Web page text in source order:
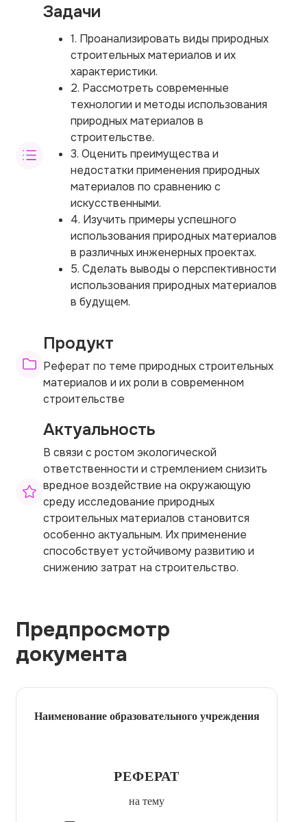
Задачи
1. Проанализировать виды природных
строительных материалов и их
характеристики.
2. Рассмотреть современные
технологии и методы использования
природных материалов в
строительстве.
3. Оценить преимущества и
недостатки применения природных
материалов по сравнению с
искусственными.
4. Изучить примеры успешного
использования природных материалов
в различных инженерных проектах.
5. Сделать выводы о перспективности
использования природных материалов
в будущем.
Продукт
Реферат по теме природных строительных
материалов и их роли в современном
строительстве
Актуальность
В связи с ростом экологической
ответственности и стремлением снизить
вредное воздействие на окружающую
среду исследование природных
строительных материалов становится
особенно актуальным. Их применение
способствует устойчивому развитию и
снижению затрат на строительство.
Предпросмотр
документа
Наименование образовательного учреждения
РЕФЕРАТ
на тему